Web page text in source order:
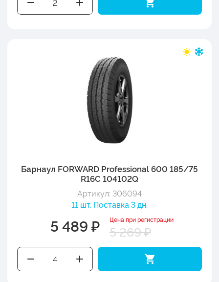
Барнаул FORWARD Professional 600 185/75
R16C 104102Q
Артикул: 306094
11 шт. Поставка 3 дн.
5 489 ₽ Цена при регистрации
5 269 ₽